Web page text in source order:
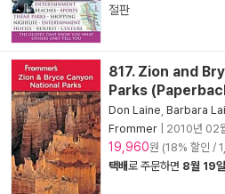
절판
817. Zion and
Parks
Don Laine Barbara
Frommer
2010년 02
19,960원 (18% 할인 /
택배로 주문하면 8월 19